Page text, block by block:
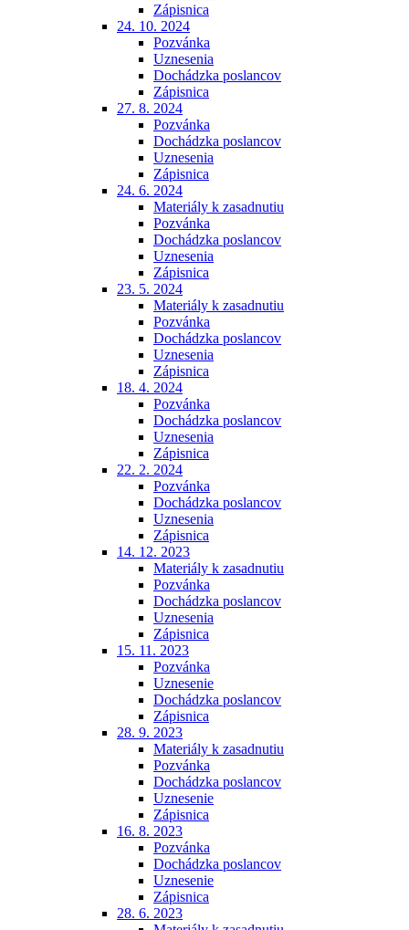
Zápisnica
24. 10. 2024
Pozvánka
Uznesenia
Dochádzka poslancov
Zápisnica
27. 8. 2024
Pozvánka
Dochádzka poslancov
Uznesenia
Zápisnica
24. 6. 2024
Materiály k zasadnutiu
Pozvánka
Dochádzka poslancov
Uznesenia
Zápisnica
23. 5. 2024
Materiály k zasadnutiu
Pozvánka
Dochádzka poslancov
Uznesenia
Zápisnica
18. 4. 2024
Pozvánka
Dochádzka poslancov
Uznesenia
Zápisnica
22. 2. 2024
Pozvánka
Dochádzka poslancov
Uznesenia
Zápisnica
14. 12. 2023
Materiály k zasadnutiu
Pozvánka
Dochádzka poslancov
Uznesenia
Zápisnica
15. 11. 2023
Pozvánka
Uznesenie
Dochádzka poslancov
Zápisnica
28. 9. 2023
Materiály k zasadnutiu
Pozvánka
Dochádzka poslancov
Uznesenie
Zápisnica
16. 8. 2023
Pozvánka
Dochádzka poslancov
Uznesenie
Zápisnica
28. 6. 2023